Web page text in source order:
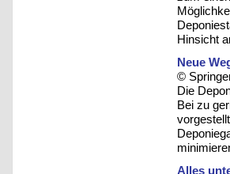
Hinsicht
Neue
©
Die
Bei zu
Alles